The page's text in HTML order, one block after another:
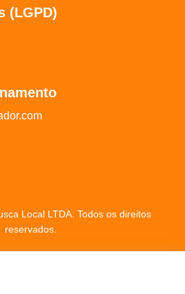
(LGPD)
Local LTDA. Todos os direitos
reservados.